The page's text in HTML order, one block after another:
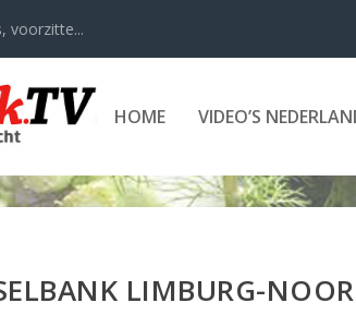
voorzitte...
HOME VIDEO’S
LIMBURG-